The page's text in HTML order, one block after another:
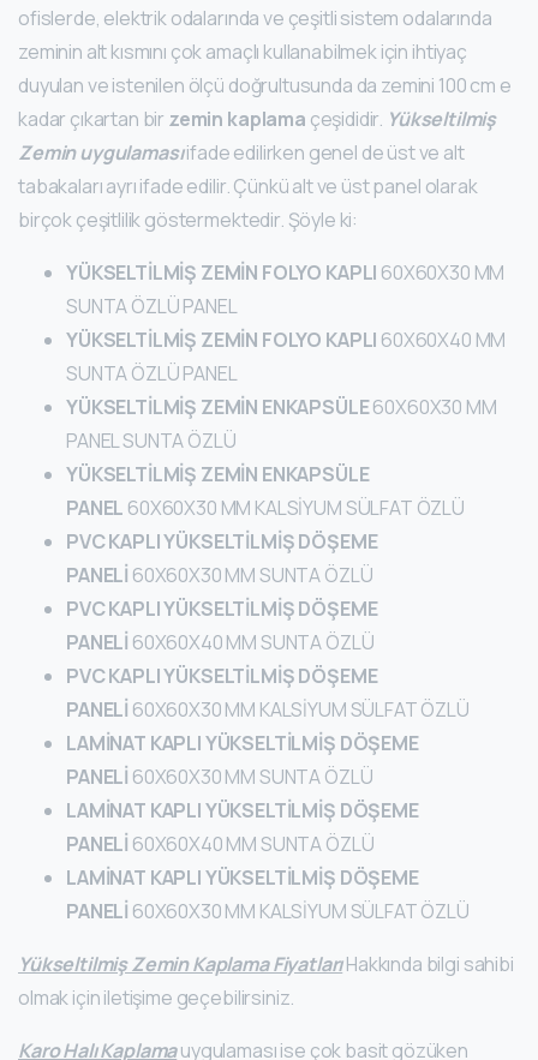
ofislerde, elektrik odalarında ve çeşitli sistem odalarında
zeminin alt kısmını çok amaçlı kullanabilmek için ihtiyaç
duyulan ve istenilen ölçü doğrultusunda da zemini 100 cm e
kadar çıkartan bir zemin kaplama çeşididir. Yükseltilmiş
Zemin uygulamasıifade edilirken genel de üst ve alt
tabakaları ayrı ifade edilir. Çünkü alt ve üst panel olarak
birçok çeşitlilik göstermektedir. Şöyle ki:
YÜKSELTİLMİŞ ZEMİN FOLYO KAPLI 60X60X30 MM
SUNTA ÖZLÜ PANEL
YÜKSELTİLMİŞ ZEMİN FOLYO KAPLI 60X60X40 MM
SUNTA ÖZLÜ PANEL
YÜKSELTİLMİŞ ZEMİN ENKAPSÜLE60X60X30 MM
PANEL SUNTA ÖZLÜ
YÜKSELTİLMİŞ ZEMİN ENKAPSÜLE
PANEL 60X60X30 MM KALSİYUM SÜLFAT ÖZLÜ
PVC KAPLI YÜKSELTİLMİŞ DÖŞEME
PANELİ 60X60X30 MM SUNTA ÖZLÜ
PVC KAPLI YÜKSELTİLMİŞ DÖŞEME
PANELİ 60X60X40 MM SUNTA ÖZLÜ
PVC KAPLI YÜKSELTİLMİŞ DÖŞEME
PANELİ 60X60X30 MM KALSİYUM SÜLFAT ÖZLÜ
LAMİNAT KAPLI YÜKSELTİLMİŞ DÖŞEME
PANELİ 60X60X30 MM SUNTA ÖZLÜ
LAMİNAT KAPLI YÜKSELTİLMİŞ DÖŞEME
PANELİ 60X60X40 MM SUNTA ÖZLÜ
LAMİNAT KAPLI YÜKSELTİLMİŞ DÖŞEME
PANELİ 60X60X30 MM KALSİYUM SÜLFAT ÖZLÜ
Yükseltilmiş Zemin Kaplama FiyatlarıHakkında bilgi sahibi
olmak için iletişime geçebilirsiniz.
Karo Halı Kaplamauygulaması ise çok basit gözüken